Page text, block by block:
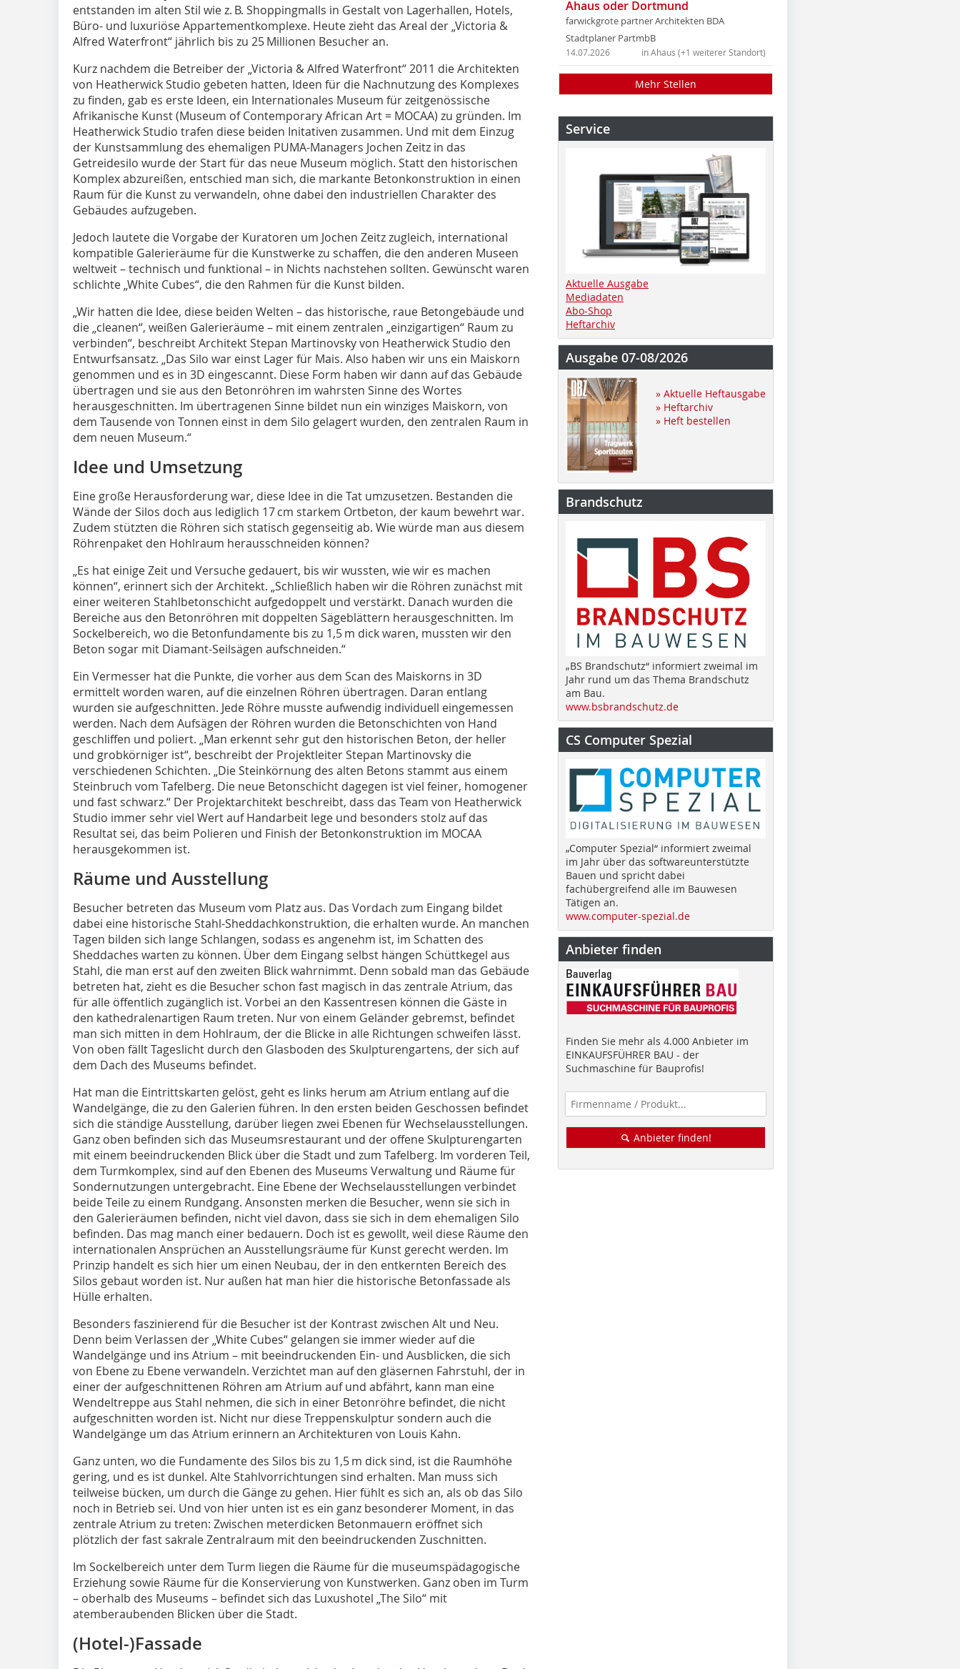
entstanden im alten Stil wie z. B. Shoppingmalls in Gestalt von Lagerhallen, Hotels,
Büro- und luxuriöse Appartementkomplexe. Heute zieht das Areal der „Victoria &
Alfred Waterfront“ jährlich bis zu 25 Millionen Besucher an.
Kurz nachdem die Betreiber der „Victoria & Alfred Waterfront“ 2011 die Architekten
von Heatherwick Studio gebeten hatten, Ideen für die Nachnutzung des Komplexes
zu finden, gab es erste Ideen, ein Internationales Museum für zeitgenössische
Afrikanische Kunst (Museum of Contemporary African Art = MOCAA) zu gründen. Im
Heatherwick Studio trafen diese beiden Initativen zusammen. Und mit dem Einzug
der Kunstsammlung des ehemaligen PUMA-Managers Jochen Zeitz in das
Getreidesilo wurde der Start für das neue Museum möglich. Statt den historischen
Komplex abzureißen, entschied man sich, die markante Betonkonstruktion in einen
Raum für die Kunst zu verwandeln, ohne dabei den industriellen Charakter des
Gebäudes aufzugeben.
Jedoch lautete die Vorgabe der Kuratoren um Jochen Zeitz zugleich, international
kompatible Galerieräume für die Kunstwerke zu schaffen, die den anderen Museen
weltweit – technisch und funktional – in Nichts nachstehen sollten. Gewünscht waren
schlichte „White Cubes“, die den Rahmen für die Kunst bilden.
„Wir hatten die Idee, diese beiden Welten – das historische, raue Betongebäude und
die „cleanen“, weißen Galerieräume – mit einem zentralen „einzigartigen“ Raum zu
verbinden“, beschreibt Architekt Stepan Martinovsky von Heatherwick Studio den
Entwurfsansatz. „Das Silo war einst Lager für Mais. Also haben wir uns ein Maiskorn
genommen und es in 3D eingescannt. Diese Form haben wir dann auf das Gebäude
übertragen und sie aus den Betonröhren im wahrsten Sinne des Wortes
herausgeschnitten. Im übertragenen Sinne bildet nun ein winziges Maiskorn, von
dem Tausende von Tonnen einst in dem Silo gelagert wurden, den zentralen Raum in
dem neuen Museum.“
Idee und Umsetzung
Eine große Herausforderung war, diese Idee in die Tat umzusetzen. Bestanden die
Wände der Silos doch aus lediglich 17 cm starkem Ortbeton, der kaum bewehrt war.
Zudem stützten die Röhren sich statisch gegenseitig ab. Wie würde man aus diesem
Röhrenpaket den Hohlraum herausschneiden können?
„Es hat einige Zeit und Versuche gedauert, bis wir wussten, wie wir es machen
können“, erinnert sich der Architekt. „Schließlich haben wir die Röhren zunächst mit
einer weiteren Stahlbetonschicht aufgedoppelt und verstärkt. Danach wurden die
Bereiche aus den Betonröhren mit doppelten Sägeblättern herausgeschnitten. Im
Sockelbereich, wo die Betonfundamente bis zu 1,5 m dick waren, mussten wir den
Beton sogar mit Diamant-Seilsägen aufschneiden.“
Ein Vermesser hat die Punkte, die vorher aus dem Scan des Maiskorns in 3D
ermittelt worden waren, auf die einzelnen Röhren übertragen. Daran entlang
wurden sie aufgeschnitten. Jede Röhre musste aufwendig individuell eingemessen
werden. Nach dem Aufsägen der Röhren wurden die Betonschichten von Hand
geschliffen und poliert. „Man erkennt sehr gut den historischen Beton, der heller
und grobkörniger ist“, beschreibt der Projektleiter Stepan Martinovsky die
verschiedenen Schichten. „Die Steinkörnung des alten Betons stammt aus einem
Steinbruch vom Tafelberg. Die neue Betonschicht dagegen ist viel feiner, homogener
und fast schwarz.“ Der Projektarchitekt beschreibt, dass das Team von Heatherwick
Studio immer sehr viel Wert auf Handarbeit lege und besonders stolz auf das
Resultat sei, das beim Polieren und Finish der Betonkonstruktion im MOCAA
herausgekommen ist.
Räume und Ausstellung
Besucher betreten das Museum vom Platz aus. Das Vordach zum Eingang bildet
dabei eine historische Stahl-Sheddachkonstruktion, die erhalten wurde. An manchen
Tagen bilden sich lange Schlangen, sodass es angenehm ist, im Schatten des
Sheddaches warten zu können. Über dem Eingang selbst hängen Schüttkegel aus
Stahl, die man erst auf den zweiten Blick wahrnimmt. Denn sobald man das Gebäude
betreten hat, zieht es die Besucher schon fast magisch in das zentrale Atrium, das
für alle öffentlich zugänglich ist. Vorbei an den Kassentresen können die Gäste in
den kathedralenartigen Raum treten. Nur von einem Geländer gebremst, befindet
man sich mitten in dem Hohlraum, der die Blicke in alle Richtungen schweifen lässt.
Von oben fällt Tageslicht durch den Glasboden des Skulpturengartens, der sich auf
dem Dach des Museums befindet.
Hat man die Eintrittskarten gelöst, geht es links herum am Atrium entlang auf die
Wandelgänge, die zu den Galerien führen. In den ersten beiden Geschossen befindet
sich die ständige Ausstellung, darüber liegen zwei Ebenen für Wechselausstellungen.
Ganz oben befinden sich das Museumsrestaurant und der offene Skulpturengarten
mit einem beeindruckenden Blick über die Stadt und zum Tafelberg. Im vorderen Teil,
dem Turmkomplex, sind auf den Ebenen des Museums Verwaltung und Räume für
Sondernutzungen untergebracht. Eine Ebene der Wechselausstellungen verbindet
beide Teile zu einem Rundgang. Ansonsten merken die Besucher, wenn sie sich in
den Galerieräumen befinden, nicht viel davon, dass sie sich in dem ehemaligen Silo
befinden. Das mag manch einer bedauern. Doch ist es gewollt, weil diese Räume den
internationalen Ansprüchen an Ausstellungsräume für Kunst gerecht werden. Im
Prinzip handelt es sich hier um einen Neubau, der in den entkernten Bereich des
Silos gebaut worden ist. Nur außen hat man hier die historische Betonfassade als
Hülle erhalten.
Besonders faszinierend für die Besucher ist der Kontrast zwischen Alt und Neu.
Denn beim Verlassen der „White Cubes“ gelangen sie immer wieder auf die
Wandelgänge und ins Atrium – mit beeindruckenden Ein- und Ausblicken, die sich
von Ebene zu Ebene verwandeln. Verzichtet man auf den gläsernen Fahrstuhl, der in
einer der aufgeschnittenen Röhren am Atrium auf und abfährt, kann man eine
Wendeltreppe aus Stahl nehmen, die sich in einer Betonröhre befindet, die nicht
aufgeschnitten worden ist. Nicht nur diese Treppenskulptur sondern auch die
Wandelgänge um das Atrium erinnern an Architekturen von Louis Kahn.
Ganz unten, wo die Fundamente des Silos bis zu 1,5 m dick sind, ist die Raumhöhe
gering, und es ist dunkel. Alte Stahlvorrichtungen sind erhalten. Man muss sich
teilweise bücken, um durch die Gänge zu gehen. Hier fühlt es sich an, als ob das Silo
noch in Betrieb sei. Und von hier unten ist es ein ganz besonderer Moment, in das
zentrale Atrium zu treten: Zwischen meterdicken Betonmauern eröffnet sich
plötzlich der fast sakrale Zentralraum mit den beeindruckenden Zuschnitten.
Im Sockelbereich unter dem Turm liegen die Räume für die museumspädagogische
Erziehung sowie Räume für die Konservierung von Kunstwerken. Ganz oben im Turm
– oberhalb des Museums – befindet sich das Luxushotel „The Silo“ mit
atemberaubenden Blicken über die Stadt.
(Hotel-)Fassade
Ahaus oder Dortmund
farwickgrote partner Architekten BDA
Stadtplaner PartmbB
in Ahaus (+1 weiterer Standort)
14.07.2026
Mehr Stellen
Service
Aktuelle Ausgabe
Mediadaten
Abo-Shop
Heftarchiv
Ausgabe 07-08/2026
» Aktuelle Heftausgabe
» Heftarchiv
» Heft bestellen
Brandschutz
„BS Brandschutz“ informiert zweimal im
Jahr rund um das Thema Brandschutz
am Bau.
www.bsbrandschutz.de
CS Computer Spezial
„Computer Spezial“ informiert zweimal
im Jahr über das softwareunterstützte
Bauen und spricht dabei
fachübergreifend alle im Bauwesen
Tätigen an.
www.computer-spezial.de
Anbieter finden
Finden Sie mehr als 4.000 Anbieter im
EINKAUFSFÜHRER BAU - der
Suchmaschine für Bauprofis!
Anbieter finden!